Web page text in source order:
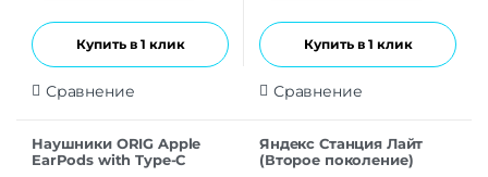
Купить в 1 клик
Сравнение
Купить в 1 клик
Сравнение
Наушники ORIG Apple
EarPods with Type-C
Яндекс Станция Лайт
(Второе поколение)